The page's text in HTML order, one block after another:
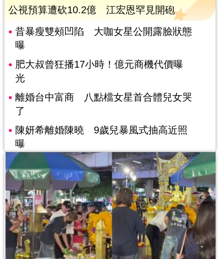
公視預算遭砍10.2億 江宏恩罕見開砲
昔暴瘦雙頰凹陷 大咖女星公開露臉狀態
曝
肥大叔曾狂播17小時！億元商機代價曝
光
離婚台中富商 八點檔女星首合體兒女哭
了
陳妍希離婚陳曉 9歲兒暴風式抽高近照
曝